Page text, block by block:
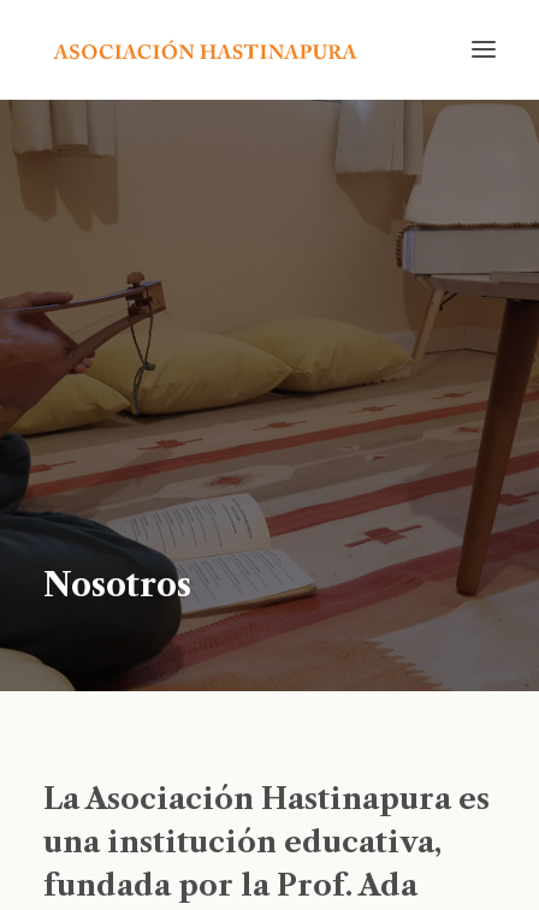
INICIO
NOSOTROS
EDITORIAL
RADIO
CONTACTO
Nosotros
La Asociación Hastinapura es
una institución educativa,
fundada por la Prof. Ada